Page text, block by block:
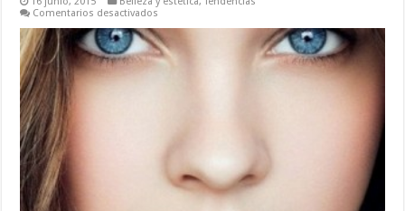
Comentarios desactivados
en
maquillaje
verano